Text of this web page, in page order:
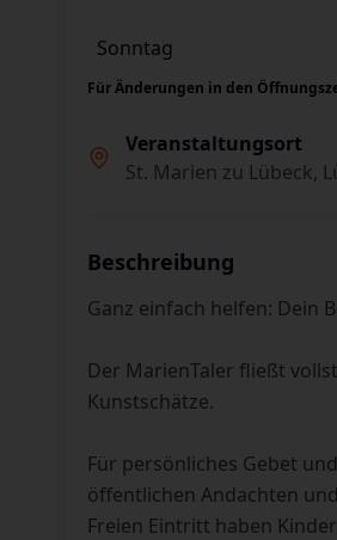
Sonntag
Für Änderungen in den
Veranstaltungsort
St. Marien zu Lübeck,
Beschreibung
Ganz einfach helfen: Dein
Der MarienTaler fließt
Kunstschätze.
Für persönliches Gebet
öffentlichen Andachten
Freien Eintritt haben